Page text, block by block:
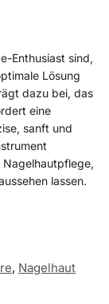
Enthusiast sind,
Lösung
dazu bei, das
eine
sanft und
Nagelhautpflege,
lassen.
, Nagelhaut